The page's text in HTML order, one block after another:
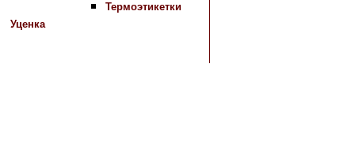
Термоэтикетки
Уценка